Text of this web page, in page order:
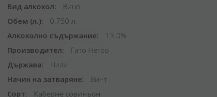
Вид алкохол
Вино
Обем (л.)
0.750 л.
Алкохолно съдържание
13.0%
Производител
Гато Негро
Държава
Чили
Начин на затваряне
Винт
Сорт
Каберне совиньон